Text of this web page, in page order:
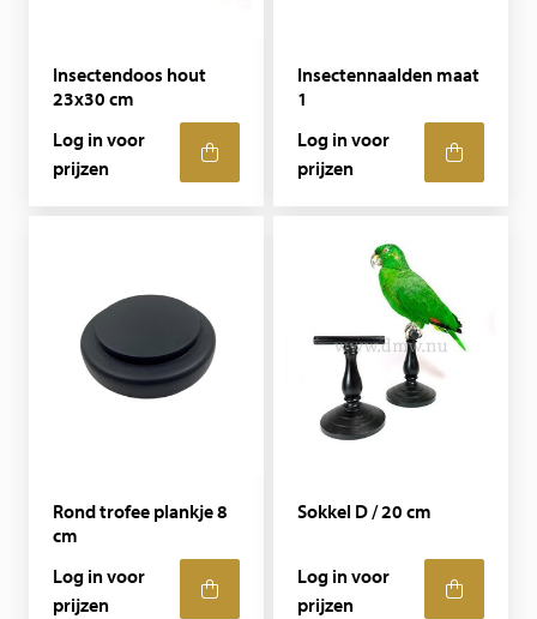
Insectendoos hout
23x30 cm
Log in voor
prijzen
Insectennaalden maat
1
Log in voor
prijzen
Rond trofee plankje 8
cm
Log in voor
prijzen
Sokkel D / 20 cm
Log in voor
prijzen